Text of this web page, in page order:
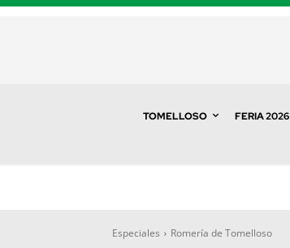
TOMELLOSO FERIA 2026
Especiales Romería de Tomelloso